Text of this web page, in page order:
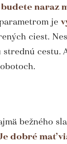
naraz
je
ciest.
cestu.
bežného
dobré mať